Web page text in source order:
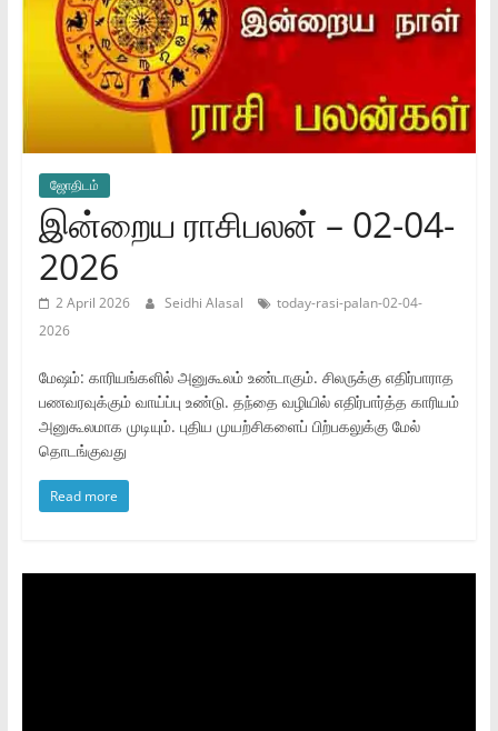
ஜோ‌திட‌ம்
இன்றைய ராசிபலன் – 02-04-
2026
2 April 2026 Seidhi Alasal
today-rasi-palan-02-04-
2026
மேஷம்: காரியங்களில் அனுகூலம் உண்டாகும். சிலருக்கு எதிர்பாராத
பணவரவுக்கும் வாய்ப்பு உண்டு. தந்தை வழியில் எதிர்பார்த்த காரியம்
அனுகூலமாக முடியும். புதிய முயற்சிகளைப் பிற்பகலுக்கு மேல்
தொடங்குவது
Read more